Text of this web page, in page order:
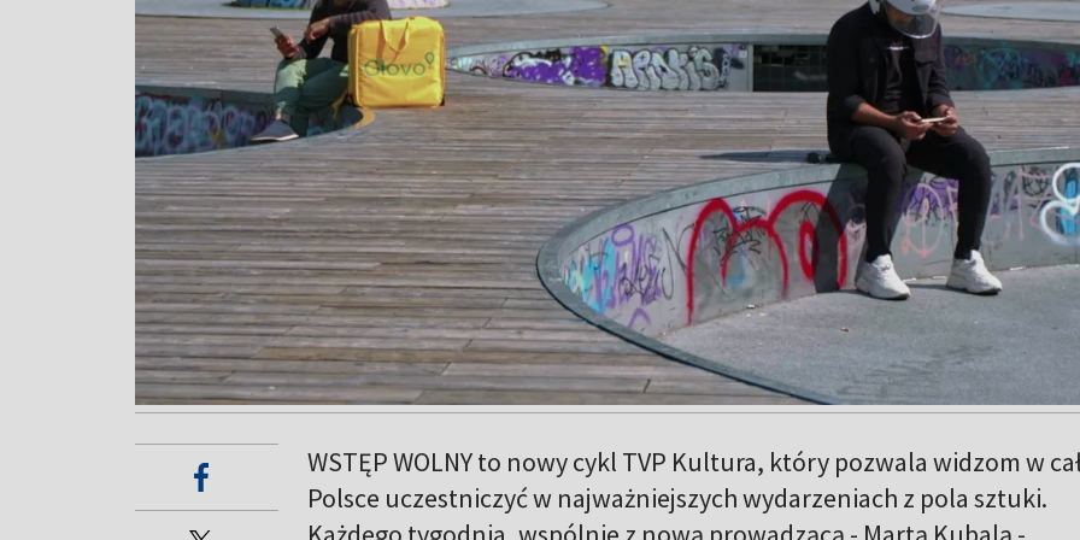
WSTĘP WOLNY to nowy cykl TVP Kultura, który pozwala widzom w
Polsce uczestniczyć w najważniejszych wydarzeniach z pola sztuki.